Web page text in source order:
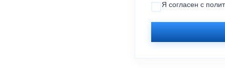
Я согласен с